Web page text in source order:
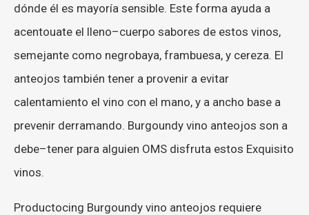
dónde él es mayoría sensible. Este forma ayuda a
acentouate el lleno–cuerpo sabores de estos vinos,
semejante como negrobaya, frambuesa, y cereza. El
anteojos también tener a provenir a evitar
calentamiento el vino con el mano, y a ancho base a
prevenir derramando. Burgoundy vino anteojos son a
debe–tener para alguien OMS disfruta estos Exquisito
vinos.
Productocing Burgoundy vino anteojos requiere